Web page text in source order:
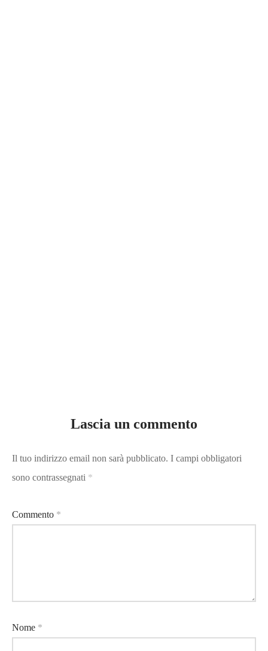
Lascia un commento
Il tuo indirizzo email non sarà pubblicato. I campi obbligatori
sono contrassegnati *
Commento *
Nome *